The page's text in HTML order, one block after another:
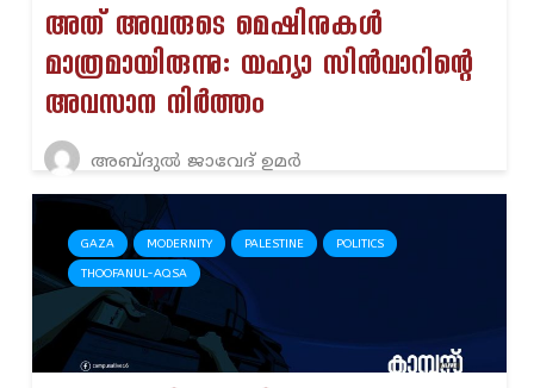
അത് അവരുടെ മെഷിനുകൾ
മാത്രമായിരുന്നു: യഹ്യാ സിൻവാറിന്റെ
അവസാന നിർത്തം
അബ്ദുൽ ജാവേദ് ഉമർ
GAZA MODERNITY PALESTINE POLITICS
THOOFANUL-AQSA